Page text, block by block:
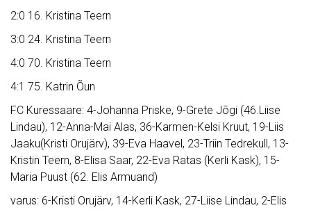
2:0 16. Kristina Teern
3:0 24. Kristina Teern
4:0 70. Kristina Teern
4:1 75. Katrin Õun
FC Kuressaare: 4-Johanna Priske, 9-Grete Jõgi (46.Liise
Lindau), 12-Anna-Mai Alas, 36-Karmen-Kelsi Kruut, 19-Liis
Jaaku(Kristi Orujärv), 39-Eva Haavel, 23-Triin Tedrekull, 13-
Kristin Teern, 8-Elisa Saar, 22-Eva Ratas (Kerli Kask), 15-
Maria Puust (62. Elis Armuand)
varus: 6-Kristi Orujärv, 14-Kerli Kask, 27-Liise Lindau, 2-Elis